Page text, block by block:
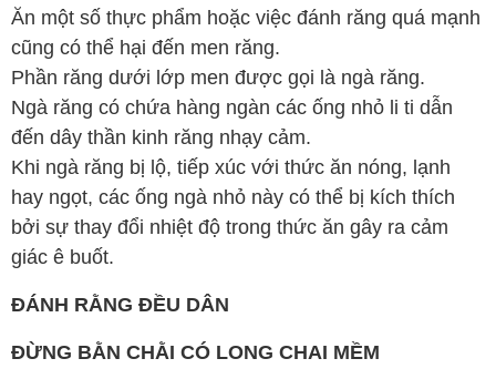
Ăn một số thực phẩm hoặc việc đánh răng quá mạnh
cũng có thể hại đến men răng.
Phần răng dưới lớp men được gọi là ngà răng.
Ngà răng có chứa hàng ngàn các ống nhỏ li ti dẫn
đến dây thần kinh răng nhạy cảm.
Khi ngà răng bị lộ, tiếp xúc với thức ăn nóng, lạnh
hay ngọt, các ống ngà nhỏ này có thể bị kích thích
bởi sự thay đổi nhiệt độ trong thức ăn gây ra cảm
giác ê buốt.
ĐÁNH RẰNG ĐỀU DÂN
ĐỪNG BẰN CHẰI CÓ LONG CHAI MỀM